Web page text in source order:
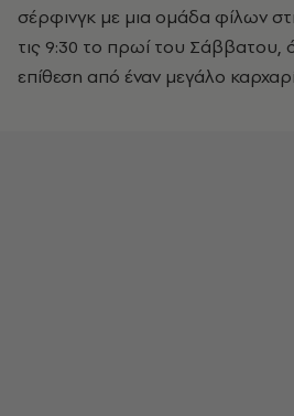
σέρφινγκ με μια ομάδα φίλων
τις 9:30 το πρωί του Σάββατου,
επίθεση από έναν μεγάλο